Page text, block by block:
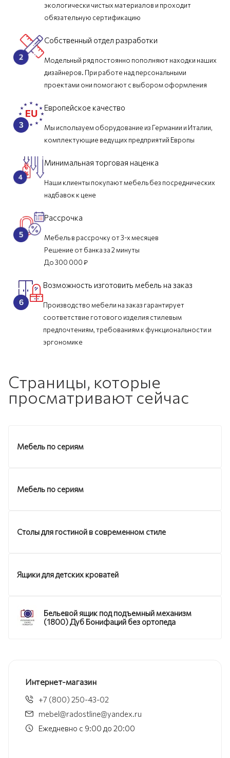
экологически чистых материалов и проходит
обязательную сертификацию
Собственный отдел разработки
Модельный ряд постоянно пополняют находки наших
дизайнеров. При работе над персональными
проектами они помогают с выбором оформления
Европейское качество
Мы используем оборудование из Германии и Италии,
комплектующие ведущих предприятий Европы
Минимальная торговая наценка
Наши клиенты покупают мебель без посреднических
надбавок к цене
Рассрочка
Мебель в рассрочку от 3-х месяцев
Решение от банка за 2 минуты
До 300 000 ₽
Возможность изготовить мебель на заказ
Производство мебели на заказ гарантирует
соответствие готового изделия стилевым
предпочтениям, требованиям к функциональности и
эргономике
Страницы, которые
просматривают сейчас
Мебель по сериям
Мебель по сериям
Столы для гостиной в современном стиле
Ящики для детских кроватей
Бельевой ящик под подъемный механизм
(1800) Дуб Бонифаций без ортопеда
Интернет-магазин
+7 (800) 250-43-02
mebel@radostline@yandex.ru
Ежедневно с 9:00 до 20:00